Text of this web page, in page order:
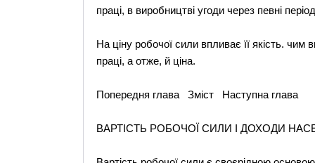
праці, в виробництві угоди через певні
На ціну робочої сили впливає її якість. чим
праці, а отже, й ціна.
Попередня глава Зміст Наступна глава
ВАРТІСТЬ РОБОЧОЇ СИЛИ І ДОХОДИ